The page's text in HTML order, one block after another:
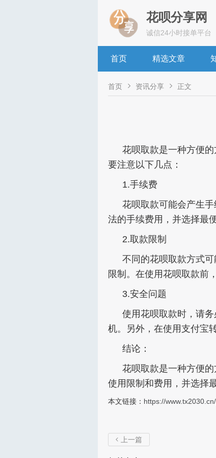
花呗分享网
诚信24小时接单平台
首页 精选文章
首页  资讯分享  正文
花呗取款是一种方便
要注意以下几点：
1.手续费
花呗取款可能会产生
法的手续费用，并选择最
2.取款限制
不同的花呗取款方式
限制。在使用花呗取款前
3.安全问题
使用花呗取款时，请
机。另外，在使用支付宝
结论：
花呗取款是一种方便
使用限制和费用，并选择
本文链接： https://
 上一篇